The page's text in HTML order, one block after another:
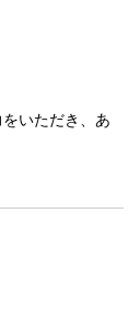
いただき、あ